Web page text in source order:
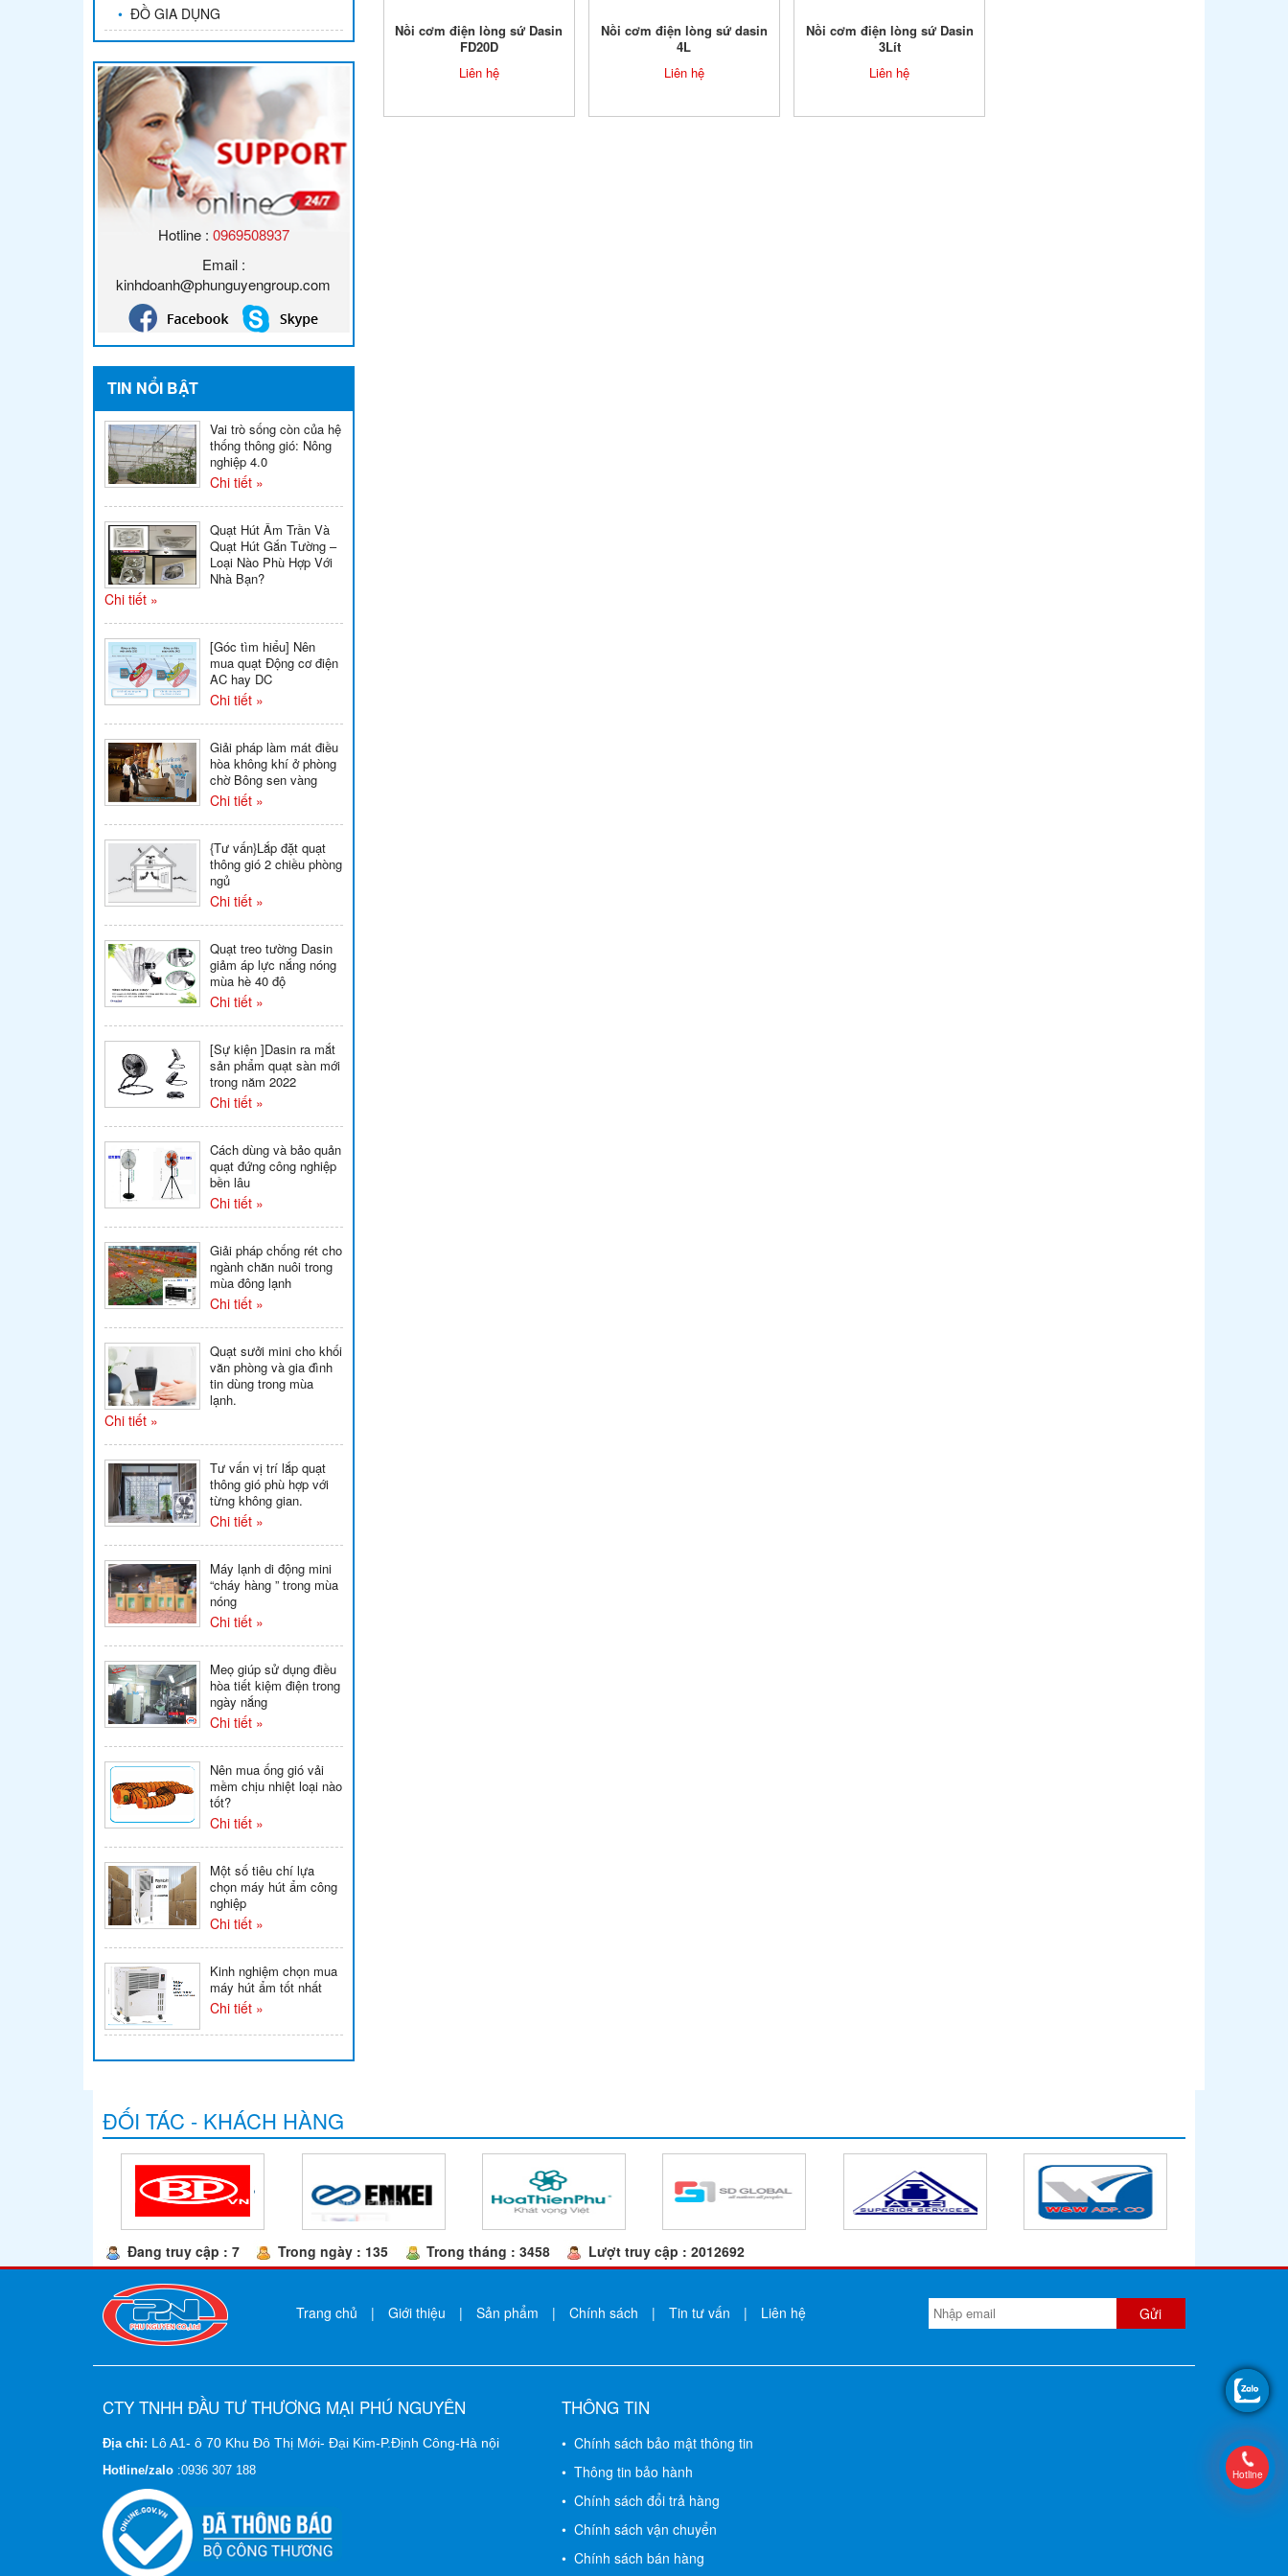
• ĐỒ GIA DỤNG
Hotline : 0969508937
Email :
kinhdoanh@phunguyengroup.com
TIN NỔI BẬT
Vai trò sống còn của hệ
thống thông gió: Nông
nghiệp 4.0
Chi tiết »
Quạt Hút Âm Trần Và
Quạt Hút Gắn Tường –
Loại Nào Phù Hợp Với
Nhà Bạn?
Chi tiết »
[Góc tìm hiểu] Nên
mua quạt Động cơ điện
AC hay DC
Chi tiết »
Giải pháp làm mát điều
hòa không khí ở phòng
chờ Bông sen vàng
Chi tiết »
{Tư vấn}Lắp đặt quạt
thông gió 2 chiều phòng
ngủ
Chi tiết »
Quạt treo tường Dasin
giảm áp lực nắng nóng
mùa hè 40 độ
Chi tiết »
[Sự kiện ]Dasin ra mắt
sản phẩm quạt sàn mới
trong năm 2022
Chi tiết »
Cách dùng và bảo quản
quạt đứng công nghiệp
bền lâu
Chi tiết »
Giải pháp chống rét cho
ngành chăn nuôi trong
mùa đông lạnh
Chi tiết »
Quạt sưởi mini cho khối
văn phòng và gia đình
tin dùng trong mùa
lạnh.
Chi tiết »
Tư vấn vị trí lắp quạt
thông gió phù hợp với
từng không gian.
Chi tiết »
Máy lạnh di động mini
“cháy hàng ” trong mùa
nóng
Chi tiết »
Meọ giúp sử dụng điều
hòa tiết kiệm điện trong
ngày nắng
Chi tiết »
Nên mua ống gió vải
mềm chịu nhiệt loại nào
tốt?
Chi tiết »
Một số tiêu chí lựa
chọn máy hút ẩm công
nghiệp
Chi tiết »
Kinh nghiệm chọn mua
máy hút ẩm tốt nhất
Chi tiết »
Nồi cơm điện lòng sứ Dasin
FD20D
Liên hệ
Nồi cơm điện lòng sứ dasin
4L
Liên hệ
Nồi cơm điện lòng sứ Dasin
3Lít
Liên hệ
ĐỐI TÁC - KHÁCH HÀNG
Đang truy cập : 7 Trong ngày : 135 Trong tháng : 3458 Lượt truy cập : 2012692
Trang chủ | Giới thiệu | Sản phẩm | Chính sách | Tin tư vấn | Liên hệ
CTY TNHH ĐẦU TƯ THƯƠNG MẠI PHÚ NGUYÊN
Địa chỉ: Lô A1- ô 70 Khu Đô Thị Mới- Đại Kim-P.Định Công-Hà nội
Hotline/zalo :0936 307 188
THÔNG TIN
• Chính sách bảo mật thông tin
• Thông tin bảo hành
• Chính sách đổi trả hàng
• Chính sách vận chuyển
• Chính sách bán hàng
Hotline